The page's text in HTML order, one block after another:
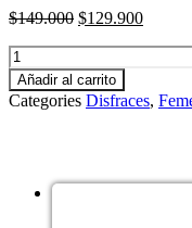
$149.000 El
era:
$149.000.
$129.900El
Disfraz
Gata
Atrevida
cantidad
Añadir al carrito
Categories Disfraces,